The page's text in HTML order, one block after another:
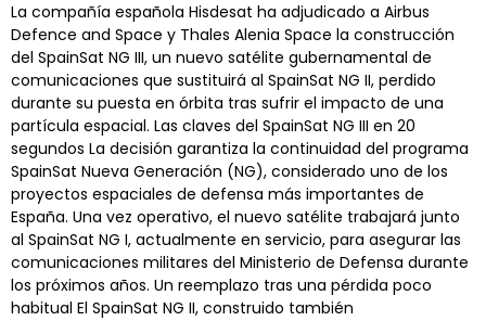
La compañía española Hisdesat ha adjudicado a Airbus
Defence and Space y Thales Alenia Space la construcción
del SpainSat NG III, un nuevo satélite gubernamental de
comunicaciones que sustituirá al SpainSat NG II, perdido
durante su puesta en órbita tras sufrir el impacto de una
partícula espacial. Las claves del SpainSat NG III en 20
segundos La decisión garantiza la continuidad del programa
SpainSat Nueva Generación (NG), considerado uno de los
proyectos espaciales de defensa más importantes de
España. Una vez operativo, el nuevo satélite trabajará junto
al SpainSat NG I, actualmente en servicio, para asegurar las
comunicaciones militares del Ministerio de Defensa durante
los próximos años. Un reemplazo tras una pérdida poco
habitual El SpainSat NG II, construido también